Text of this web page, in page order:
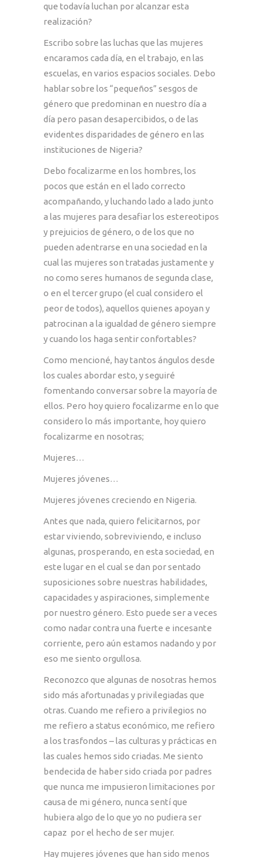
que todavía luchan por alcanzar esta
realización?
Escribo sobre las luchas que las mujeres
encaramos cada día, en el trabajo, en las
escuelas, en varios espacios sociales. Debo
hablar sobre los “pequeños” sesgos de
género que predominan en nuestro día a
día pero pasan desapercibidos, o de las
evidentes disparidades de género en las
instituciones de Nigeria?
Debo focalizarme en los hombres, los
pocos que están en el lado correcto
acompañando, y luchando lado a lado junto
a las mujeres para desafiar los estereotipos
y prejuicios de género, o de los que no
pueden adentrarse en una sociedad en la
cual las mujeres son tratadas justamente y
no como seres humanos de segunda clase,
o en el tercer grupo (el cual considero el
peor de todos), aquellos quienes apoyan y
patrocinan a la igualdad de género siempre
y cuando los haga sentir confortables?
Como mencioné, hay tantos ángulos desde
los cuales abordar esto, y seguiré
fomentando conversar sobre la mayoría de
ellos. Pero hoy quiero focalizarme en lo que
considero lo más importante, hoy quiero
focalizarme en nosotras;
Mujeres…
Mujeres jóvenes…
Mujeres jóvenes creciendo en Nigeria.
Antes que nada, quiero felicitarnos, por
estar viviendo, sobreviviendo, e incluso
algunas, prosperando, en esta sociedad, en
este lugar en el cual se dan por sentado
suposiciones sobre nuestras habilidades,
capacidades y aspiraciones, simplemente
por nuestro género. Esto puede ser a veces
como nadar contra una fuerte e incesante
corriente, pero aún estamos nadando y por
eso me siento orgullosa.
Reconozco que algunas de nosotras hemos
sido más afortunadas y privilegiadas que
otras. Cuando me refiero a privilegios no
me refiero a status económico, me refiero
a los trasfondos – las culturas y prácticas en
las cuales hemos sido criadas. Me siento
bendecida de haber sido criada por padres
que nunca me impusieron limitaciones por
causa de mi género, nunca sentí que
hubiera algo de lo que yo no pudiera ser
capaz por el hecho de ser mujer.
Hay mujeres jóvenes que han sido menos